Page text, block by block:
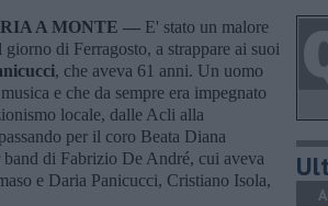
A MONTE — E' stato un malore
di Ferragosto, a strappare ai suoi
, che aveva 61 anni. Un uomo
e che da sempre era impegnato
locale, dalle Acli alla
per il coro Beata Diana
di Fabrizio De André, cui aveva
e Daria Panicucci, Cristiano Isola,